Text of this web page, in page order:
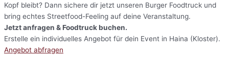
Kopf bleibt? Dann sichere dir jetzt unseren Burger Foodtruck und
bring echtes Streetfood-Feeling auf deine Veranstaltung.
Jetzt anfragen & Foodtruck buchen.
Erstelle ein individuelles Angebot für dein Event in Haina (Kloster).
Angebot abfragen